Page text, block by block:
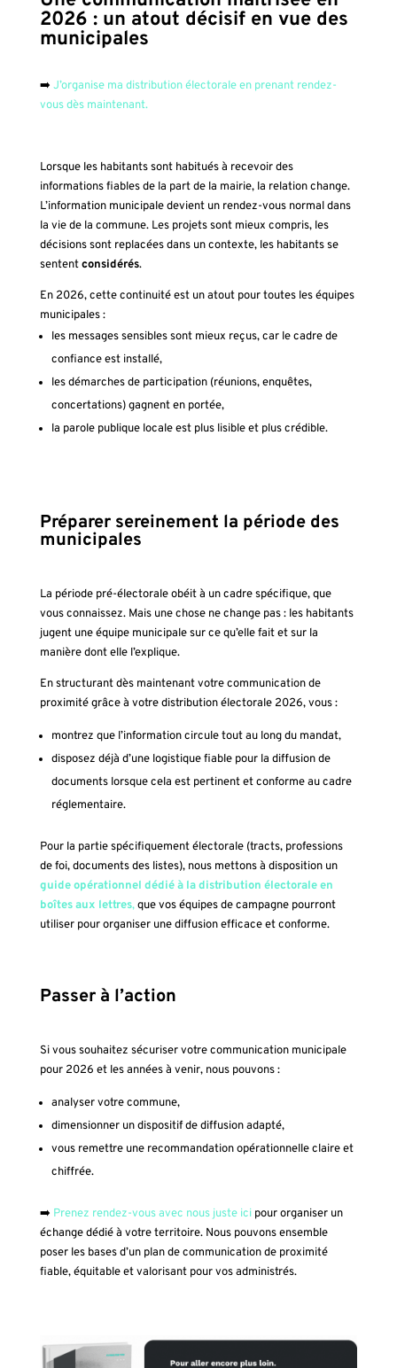
2026 : un atout décisif en vue des
municipales
➡️ J’organise ma distribution électorale en prenant rendez-
vous dès maintenant.
Lorsque les habitants sont habitués à recevoir des
informations fiables de la part de la mairie, la relation change.
L’information municipale devient un rendez-vous normal dans
la vie de la commune. Les projets sont mieux compris, les
décisions sont replacées dans un contexte, les habitants se
sententconsidérés.
En 2026, cette continuité est un atout pour toutes les équipes
municipales :
les messages sensibles sont mieux reçus, car le cadre de
confiance est installé,
les démarches de participation (réunions, enquêtes,
concertations) gagnent en portée,
la parole publique locale est plus lisible et plus crédible.
Préparer sereinement la période des
municipales
La période pré-électorale obéit à un cadre spécifique, que
vous connaissez. Mais une chose ne change pas : les habitants
jugent une équipe municipale sur ce qu’elle fait et sur la
manière dont elle l’explique.
En structurant dès maintenant votre communication de
proximité grâce à votre distribution électorale 2026, vous :
montrez que l’information circule tout au long du mandat,
disposez déjà d’une logistique fiable pour la diffusion de
documents lorsque cela est pertinent et conforme au cadre
réglementaire.
Pour la partie spécifiquement électorale (tracts, professions
de foi, documents des listes), nous mettons à disposition un
guide opérationnel dédié à la distribution électorale en
boîtes aux lettres,que vos équipes de campagne pourront
utiliser pour organiser une diffusion efficace et conforme.
Passer à l’action
Si vous souhaitez sécuriser votre communication municipale
pour 2026 et les années à venir, nous pouvons :
analyser votre commune,
dimensionner un dispositif de diffusion adapté,
vous remettre une recommandation opérationnelle claire et
chiffrée.
➡️ Prenez rendez-vous avec nous juste icipour organiser un
échange dédié à votre territoire. Nous pouvons ensemble
poser les bases d’un plan de communication de proximité
fiable, équitable et valorisant pour vos administrés.